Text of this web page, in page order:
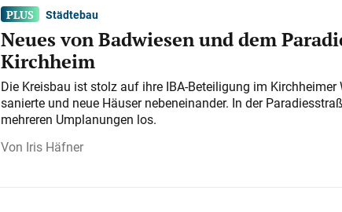
Städtebau
Neues von Badwiesen und dem
Kirchheim
Die Kreisbau ist stolz auf ihre IBA-Beteiligung im Kirchheimer
sanierte und neue Häuser nebeneinander. In der
mehreren Umplanungen los.
Iris Häfner